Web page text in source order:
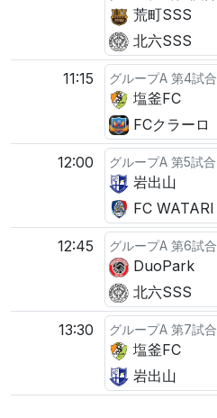
荒町SSS
北六SSS
11:15 グループA 第4試合
塩釜FC
FCクラーロ
12:00 グループA 第5試合
岩出山
FC WATARI
12:45 グループA 第6試合
DuoPark
北六SSS
13:30 グループA 第7試合
塩釜FC
岩出山